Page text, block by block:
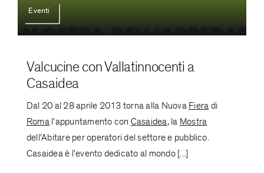
Eventi
Valcucine con Vallatinnocenti a
Casaidea
Dal 20 al 28 aprile 2013 torna alla Nuova Fiera di
Romal'appuntamento con Casaidea, la Mostra
dell'Abitare per operatori del settore e pubblico.
Casaidea è l'evento dedicato al mondo [...]